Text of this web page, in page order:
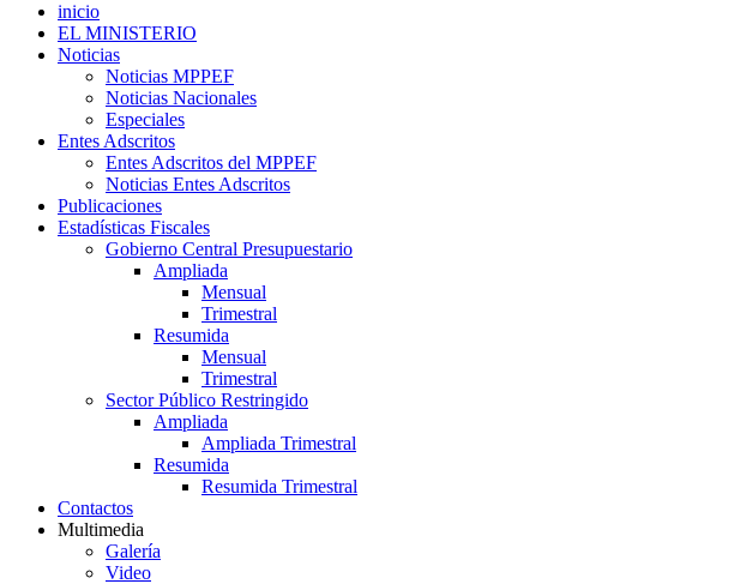
inicio
EL MINISTERIO
Noticias
Noticias MPPEF
Noticias Nacionales
Especiales
Entes Adscritos
Entes Adscritos del MPPEF
Noticias Entes Adscritos
Publicaciones
Estadísticas Fiscales
Gobierno Central Presupuestario
Ampliada
Mensual
Trimestral
Resumida
Mensual
Trimestral
Sector Público Restringido
Ampliada
Ampliada Trimestral
Resumida
Resumida Trimestral
Contactos
Multimedia
Galería
Video